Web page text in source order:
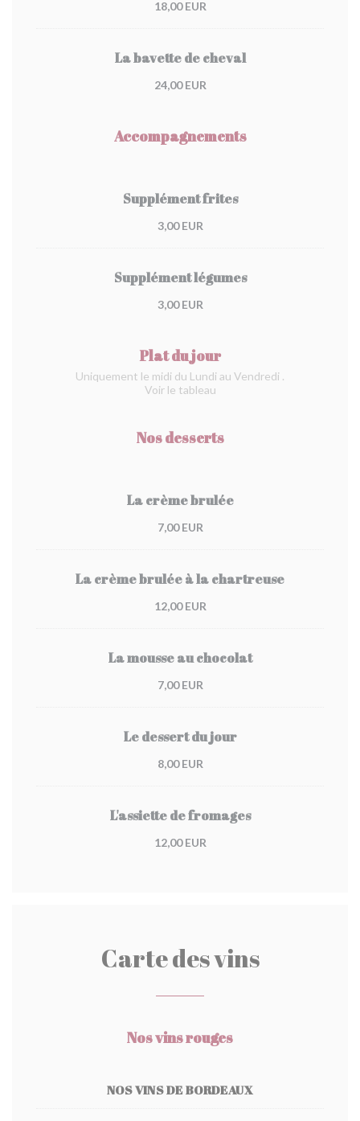
18,00 EUR
La bavette de cheval
24,00 EUR
Accompagnements
Supplément frites
3,00 EUR
Supplément légumes
3,00 EUR
Plat du jour
Uniquement le midi du Lundi au Vendredi .
Voir le tableau
Nos desserts
La crème brulée
7,00 EUR
La crème brulée à la chartreuse
12,00 EUR
La mousse au chocolat
7,00 EUR
Le dessert du jour
8,00 EUR
L'assiette de fromages
12,00 EUR
Carte des vins
Nos vins rouges
NOS VINS DE BORDEAUX